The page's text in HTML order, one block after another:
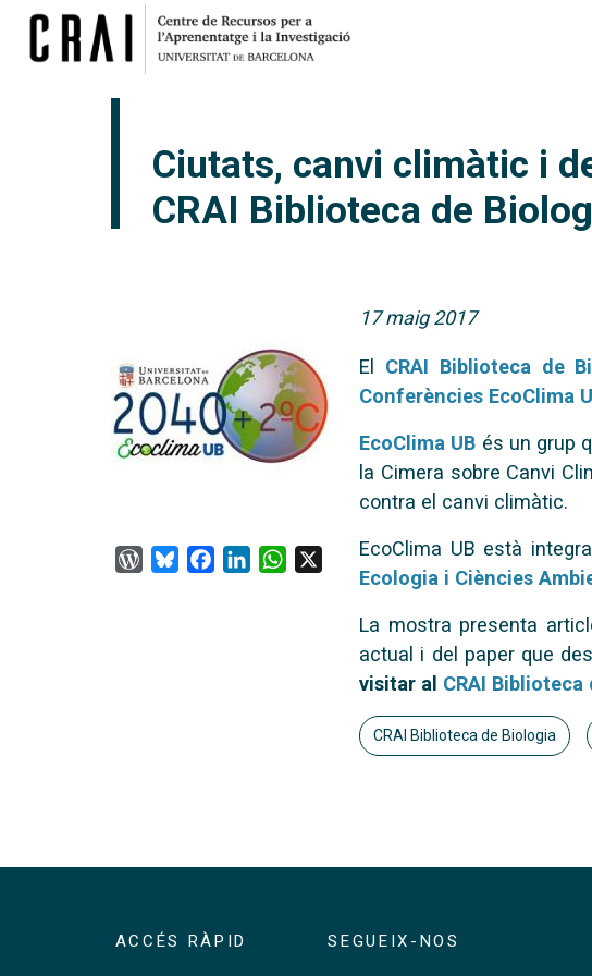
Ciutats, canvi climàtic i
CRAI Biblioteca de
WordPress
BlueskyFacebook
LinkedInWhatsApp
17 maig 2017
El CRAI Biblioteca de
Conferències EcoClima
EcoClima UB és un grup
la Cimera sobre Canvi
contra el canvi climàtic.
EcoClima UB està
Ecologia i Ciències
La mostra presenta
actual i del paper que
visitar al CRAI Biblioteca
CRAI Biblioteca de Biologia
ACCÉS RÀPID SEGUEIX-NOS